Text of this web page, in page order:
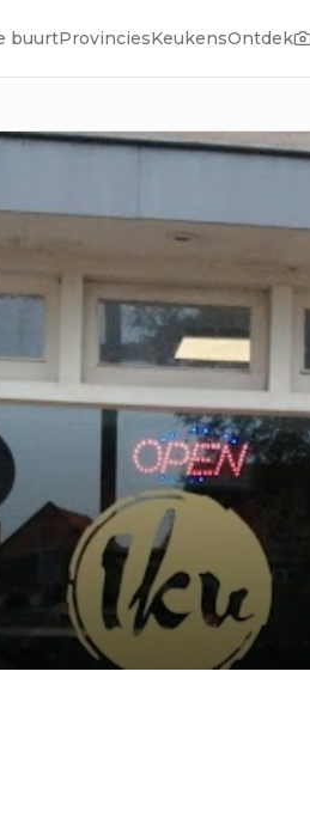
buurtProvinciesKeukensOntdek